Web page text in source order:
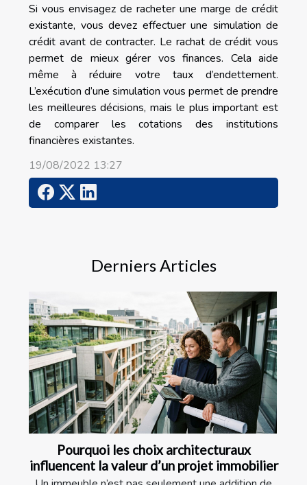
Si vous envisagez de racheter une marge de crédit
existante, vous devez effectuer une simulation de
crédit avant de contracter. Le rachat de crédit vous
permet de mieux gérer vos finances. Cela aide
même à réduire votre taux d’endettement.
L’exécution d’une simulation vous permet de prendre
les meilleures décisions, mais le plus important est
de comparer les cotations des institutions
financières existantes.
19/08/2022 13:27
Derniers Articles
Pourquoi les choix architecturaux
influencent la valeur d’un projet immobilier